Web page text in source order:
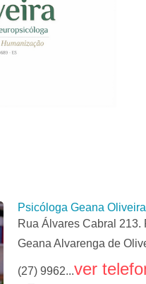
Psicóloga Geana Oliveira
Rua Álvares Cabral
Geana Alvarenga de
(27) 9962...ver